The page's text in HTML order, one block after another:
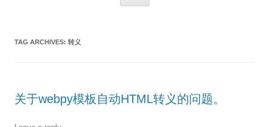
TAG ARCHIVES: 转义
关于webpy模板自动HTML转义的问题。